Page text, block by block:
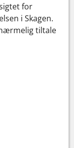
for
i Skagen.
tiltale